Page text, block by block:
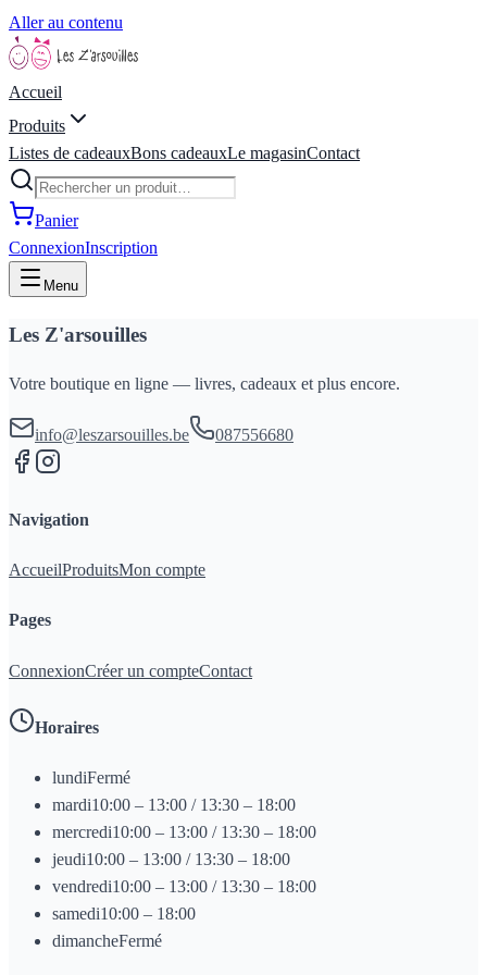
Aller au contenu
Accueil
Produits
Listes de cadeauxBons cadeauxLe magasinContact
Panier
ConnexionInscription
Menu
Les Z'arsouilles
Votre boutique en ligne — livres, cadeaux et plus encore.
info@leszarsouilles.be 087556680
Navigation
AccueilProduitsMon compte
Pages
ConnexionCréer un compteContact
Horaires
lundiFermé
mardi10:00 – 13:00 / 13:30 – 18:00
mercredi10:00 – 13:00 / 13:30 – 18:00
jeudi10:00 – 13:00 / 13:30 – 18:00
vendredi10:00 – 13:00 / 13:30 – 18:00
samedi10:00 – 18:00
dimancheFermé